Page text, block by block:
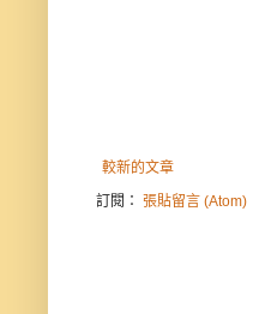
較新的文章
訂閱： 張貼留言 (Atom)